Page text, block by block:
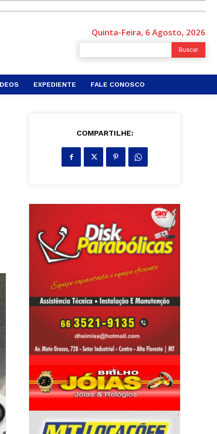
Quinta-Feira, 6 Agosto, 2026
Buscar
EXPEDIENTE FALE CONOSCO
COMPARTILHE: